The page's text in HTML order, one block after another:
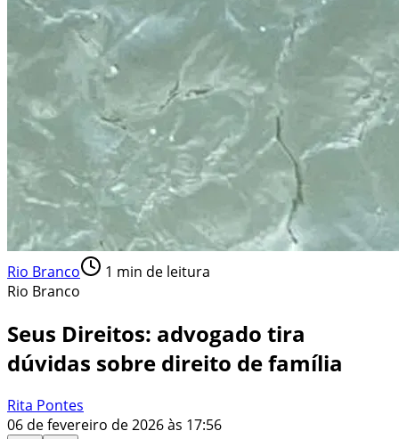
Rio Branco 1 min de leitura
Rio Branco
Seus Direitos: advogado tira
dúvidas sobre direito de família
Rita Pontes
06 de fevereiro de 2026 às 17:56